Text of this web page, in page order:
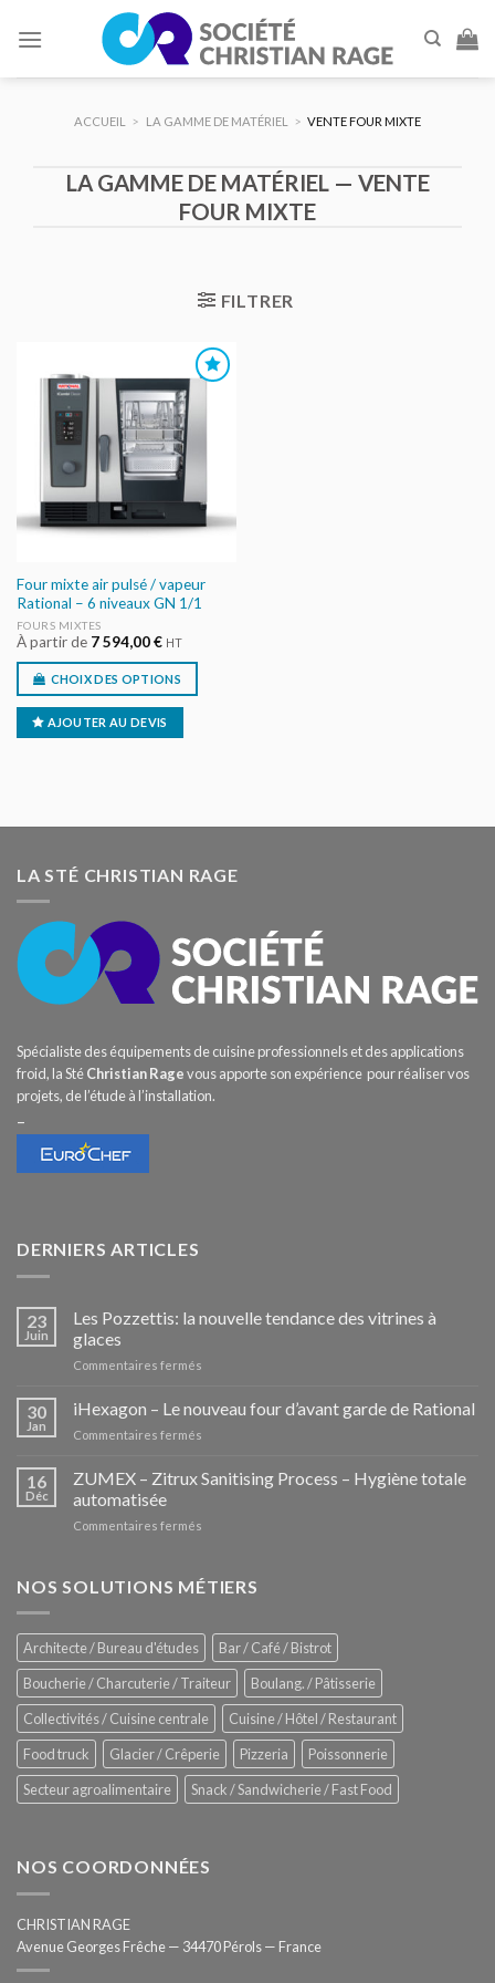
ACCUEIL > LA GAMME DE MATÉRIEL > VENTE FOUR MIXTE
LA GAMME DE MATÉRIEL — VENTE
FOUR MIXTE
FILTRER
AJOUTER
AU DEVIS
Four mixte air pulsé / vapeur
Rational – 6 niveaux GN 1/1
FOURS MIXTES
À partir de 7 594,00€ HT
CHOIX DES OPTIONS
AJOUTER AU DEVIS
LA STÉ CHRISTIAN RAGE
Spécialiste des équipements de cuisine professionnels et des applications
froid, la StéChristian Ragevous apporte son expérience pour réaliser vos
projets, de l’étude à l’installation.
–
DERNIERS ARTICLES
23
Juin
Les Pozzettis: la nouvelle tendance des vitrines à
glaces
Commentaires fermés
Pozzettis:
la
des
30
Jan
iHexagon – Le nouveau four d’avant garde de Rational
Commentaires fermés
–
Le
de
16
Déc
ZUMEX – Zitrux Sanitising Process – Hygiène totale
automatisée
Commentaires fermés
Zitrux
–
Hygiène
totale
automatisée
NOS SOLUTIONS MÉTIERS
Architecte / Bureau d'études
Bar / Café / Bistrot
Boucherie / Charcuterie / Traiteur
Boulang. / Pâtisserie
Collectivités / Cuisine centrale
Cuisine / Hôtel / Restaurant
Food truck
Glacier / Crêperie Pizzeria
Poissonnerie
Secteur agroalimentaire
Snack / Sandwicherie / Fast Food
NOS COORDONNÉES
CHRISTIAN RAGE
Avenue Georges Frêche — 34470 Pérols — France